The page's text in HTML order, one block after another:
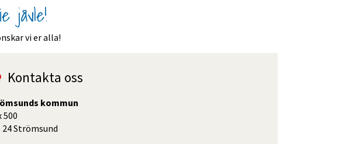
jåvle!
vi er alla!
Kontakta oss
kommun
500
24 Strömsund